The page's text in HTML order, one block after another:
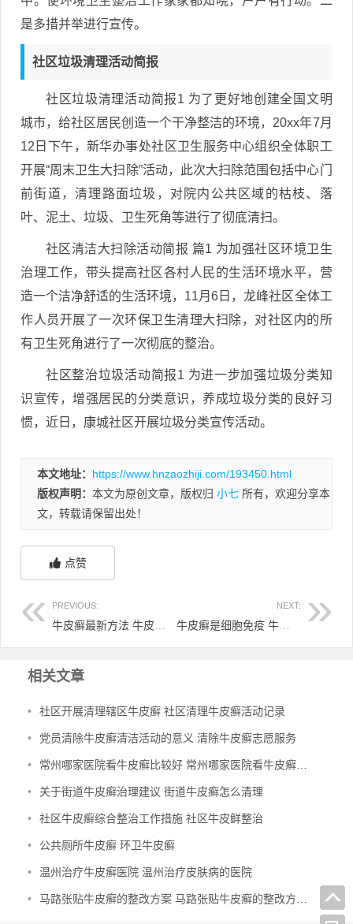
是多措并举进行宣传。
社区垃圾清理活动简报
社区垃圾清理活动简报1 为了更好地创建全国文明
城市，给社区居民创造一个干净整洁的环境，20xx年7月
12日下午，新华办事处社区卫生服务中心组织全体职工
开展“周末卫生大扫除”活动，此次大扫除范围包括中心门
前街道，清理路面垃圾，对院内公共区域的枯枝、落
叶、泥土、垃圾、卫生死角等进行了彻底清扫。
社区清洁大扫除活动简报 篇1 为加强社区环境卫生
治理工作，带头提高社区各村人民的生活环境水平，营
造一个洁净舒适的生活环境，11月6日，龙峰社区全体工
作人员开展了一次环保卫生清理大扫除，对社区内的所
有卫生死角进行了一次彻底的整治。
社区整治垃圾活动简报1 为进一步加强垃圾分类知
识宣传，增强居民的分类意识，养成垃圾分类的良好习
惯，近日，康城社区开展垃圾分类宣传活动。
本文地址： https://www.hnzaozhiji.com/193450.html
版权声明： 本文为原创文章，版权归 小七 所有，欢迎分享本
文，转载请保留出处！
点赞
PREVIOUS: NEXT:
牛皮癣是细胞免疫 牛皮癣属于免疫性
相关文章
• 社区开展清理辖区牛皮癣 社区清理牛皮癣活动记录
• 党员清除牛皮癣清洁活动的意义 清除牛皮癣志愿服务
• 常州哪家医院看牛皮癣比较好 常州哪家医院看牛皮癣比较好
• 关于街道牛皮癣治理建议 街道牛皮癣怎么清理
• 社区牛皮癣综合整治工作措施 社区牛皮鲜整治
• 公共厕所牛皮癣 环卫牛皮癣
• 温州治疗牛皮癣医院 温州治疗皮肤病的医院
• 马路张贴牛皮癣的整改方案 马路张贴牛皮癣的整改方案及措施